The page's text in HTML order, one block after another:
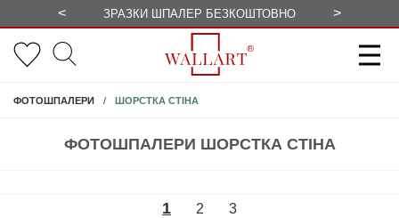
< ЗРАЗКИ ШПАЛЕР БЕЗКОШТОВНО >
ФОТОШПАЛЕРИ ШОРСТКА СТІНА
ФОТОШПАЛЕРИ ШОРСТКА СТІНА
1 2 3